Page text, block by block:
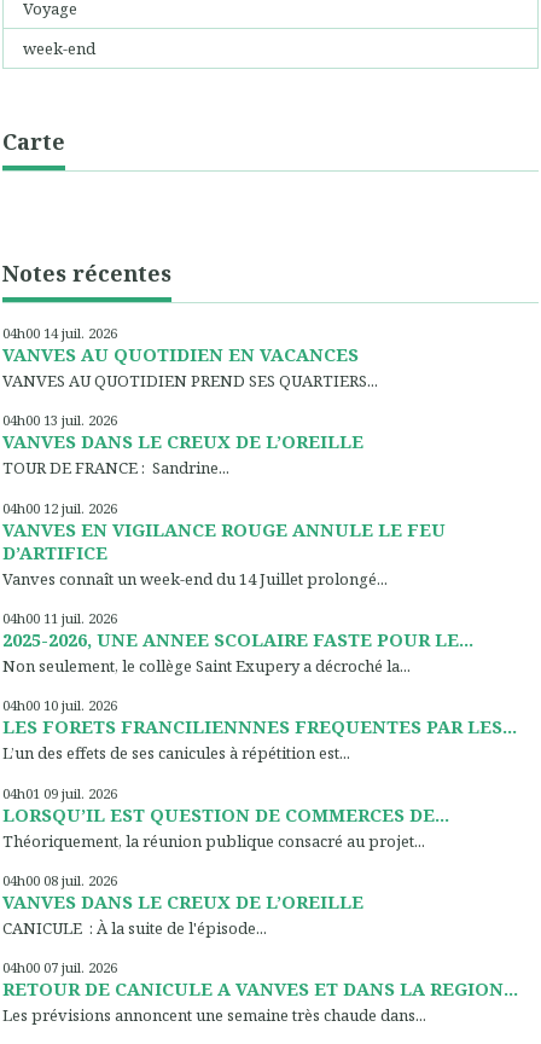
Voyage
week-end
Carte
Notes récentes
04h00 14 juil. 2026
VANVES AU QUOTIDIEN EN VACANCES
VANVES AU QUOTIDIEN PREND SES QUARTIERS...
04h00 13 juil. 2026
VANVES DANS LE CREUX DE L’OREILLE
TOUR DE FRANCE : Sandrine...
04h00 12 juil. 2026
VANVES EN VIGILANCE ROUGE ANNULE LE FEU
D’ARTIFICE
Vanves connaît un week-end du 14 Juillet prolongé...
04h00 11 juil. 2026
2025-2026, UNE ANNEE SCOLAIRE FASTE POUR LE...
Non seulement, le collège Saint Exupery a décroché la...
04h00 10 juil. 2026
LES FORETS FRANCILIENNNES FREQUENTES PAR LES...
L’un des effets de ses canicules à répétition est...
04h01 09 juil. 2026
LORSQU’IL EST QUESTION DE COMMERCES DE...
Théoriquement, la réunion publique consacré au projet...
04h00 08 juil. 2026
VANVES DANS LE CREUX DE L’OREILLE
CANICULE : À la suite de l'épisode...
04h00 07 juil. 2026
RETOUR DE CANICULE A VANVES ET DANS LA REGION...
Les prévisions annoncent une semaine très chaude dans...